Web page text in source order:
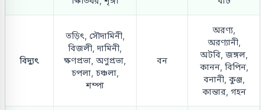
বিদ্যুৎ
তড়িৎ, সৌদামিনী,
বিজলী, দামিনী,
ক্ষণপ্রভা, অণুপ্রভা,
চপলা, চঞ্চলা,
শম্পা
বন
অরণ্য,
অরণ্যানী,
অটবি, জঙ্গল,
কানন, বিপিন,
বনানী, কুঞ্জ,
কান্তার, গহন